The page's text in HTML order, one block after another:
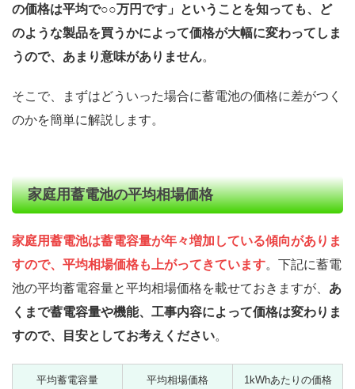
の価格は平均で○○万円です」ということを知っても、ど
のような製品を買うかによって価格が大幅に変わってしま
うので、あまり意味がありません。
そこで、まずはどういった場合に蓄電池の価格に差がつく
のかを簡単に解説します。
家庭用蓄電池の平均相場価格
家庭用蓄電池は蓄電容量が年々増加している傾向がありま
すので、平均相場価格も上がってきています。下記に蓄電
池の平均蓄電容量と平均相場価格を載せておきますが、 あ
くまで蓄電容量や機能、工事内容によって価格は変わりま
すので、目安としてお考えください。
平均蓄電容量 平均相場価格 1kWhあたりの価格